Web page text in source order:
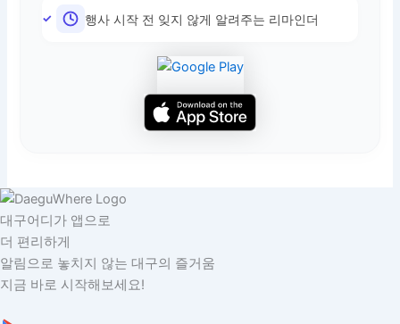
행사 시작 전 잊지 않게 알려주는 리마인더
대구어디가 앱으로
더 편리하게
알림으로 놓치지 않는 대구의 즐거움
지금 바로 시작해보세요!